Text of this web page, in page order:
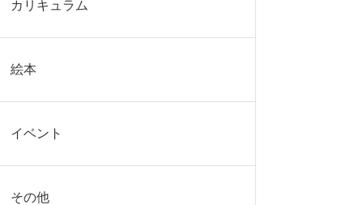
カリキュラム
絵本
イベント
その他